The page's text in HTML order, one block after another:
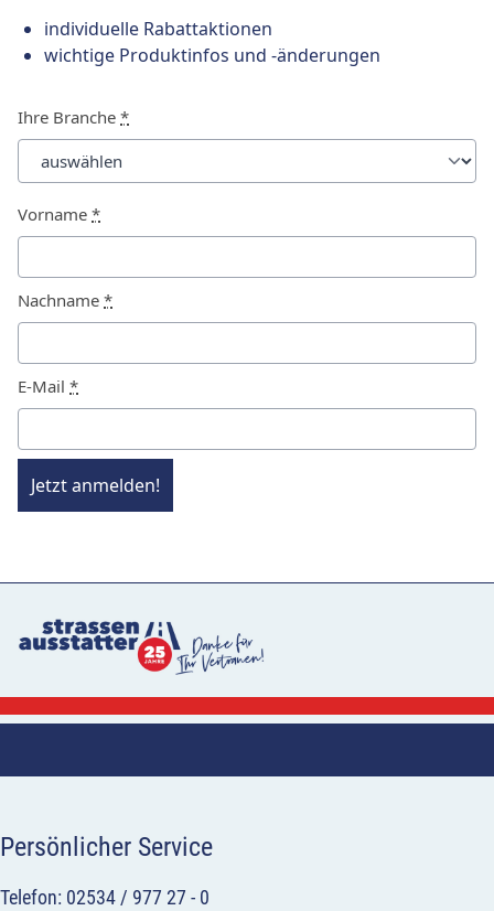
individuelle Rabattaktionen
wichtige Produktinfos und -änderungen
Ihre Branche *
Vorname *
Nachname *
E-Mail *
Jetzt anmelden!
Persönlicher Service
Telefon: 02534 / 977 27 - 0